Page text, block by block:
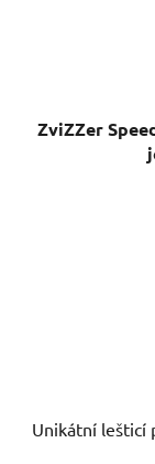
ZviZZer
Unikátní lešticí